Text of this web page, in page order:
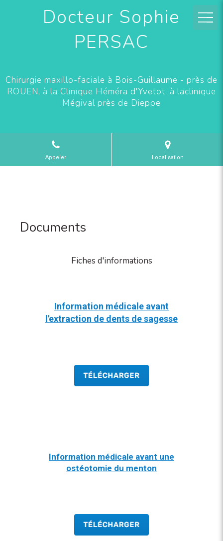
Docteur Sophie
PERSAC
Chirurgie maxillo-faciale à Bois-Guillaume - près de
ROUEN, à la Clinique Héméra d'Yvetot, à laclinique
Mégival près de Dieppe
Appeler Localisation
Documents
Fiches d'informations
Information médicale avant
l'extraction de dents de sagesse
Information médicale avant une
ostéotomie du menton